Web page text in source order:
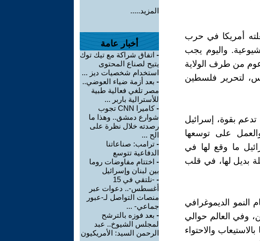
أمريكا في حرب
واليوم يجب
من طرف الولاية
لتحرير فلسطين
تدعم بقوة، إسرائيل
على توسعها
ما وقع لها في
بديل لها، في قلب
النمو الديموغرافي
فعدد اليهود في فلسطين قرابة 6 ملايين، وفي العالم حوالي
والاحتواء
المزيد.....
أخبار عامة
- اتفاق شراكة مع تيك توك
يتيح لصناع المحتوى
استخدام شخصيات ديز ...
- بعد أزمة ضياء العوضي..
مصر تلغي فعالية طبية
للأسترالية باربر ...
-
كاميرا CNN تجوب
شوارع دمشق.. وهذا ما
رصدته خلال نظرة على
الح ...
- ترامب: صناعاتنا
الدفاعية تتوسع
- اختتام مفاوضات روما
بين لبنان وإسرائيل
-
-نلتقي في 15
أغسطس-.. دعوات عبر
منصات التواصل لـ-عبور
جماعي- ...
- بعد فوزه بالترشح
لمجلس الشيوخ.. عبد
الرحمن السيد: الأمريكيون